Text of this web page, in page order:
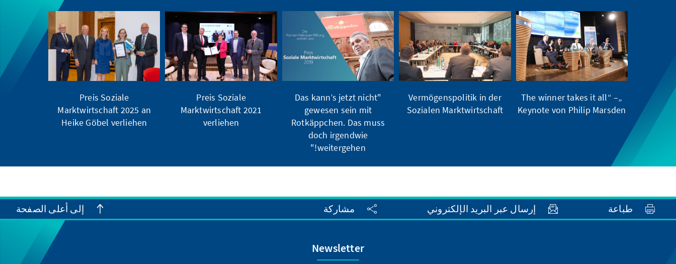
„The winner takes it all“ –
Keynote von Philip Marsden
Vermögenspolitik in der
Sozialen Marktwirtschaft
"Das kann’s jetzt nicht
gewesen sein mit
Rotkäppchen. Das muss
doch irgendwie
weitergehen!"
Preis Soziale
Marktwirtschaft 2021
verliehen
Preis Soziale
Marktwirtschaft 2025 an
Heike Göbel verliehen
طباعة إرسال عبر البريد الإلكتروني مشاركة إلى أعلى الصفحة
Newsletter